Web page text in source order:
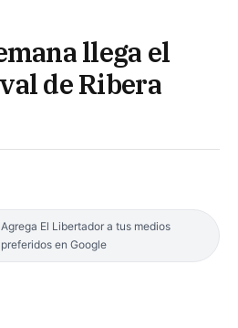
llega el
de Ribera
Agrega El Libertador a tus medios
preferidos en Google